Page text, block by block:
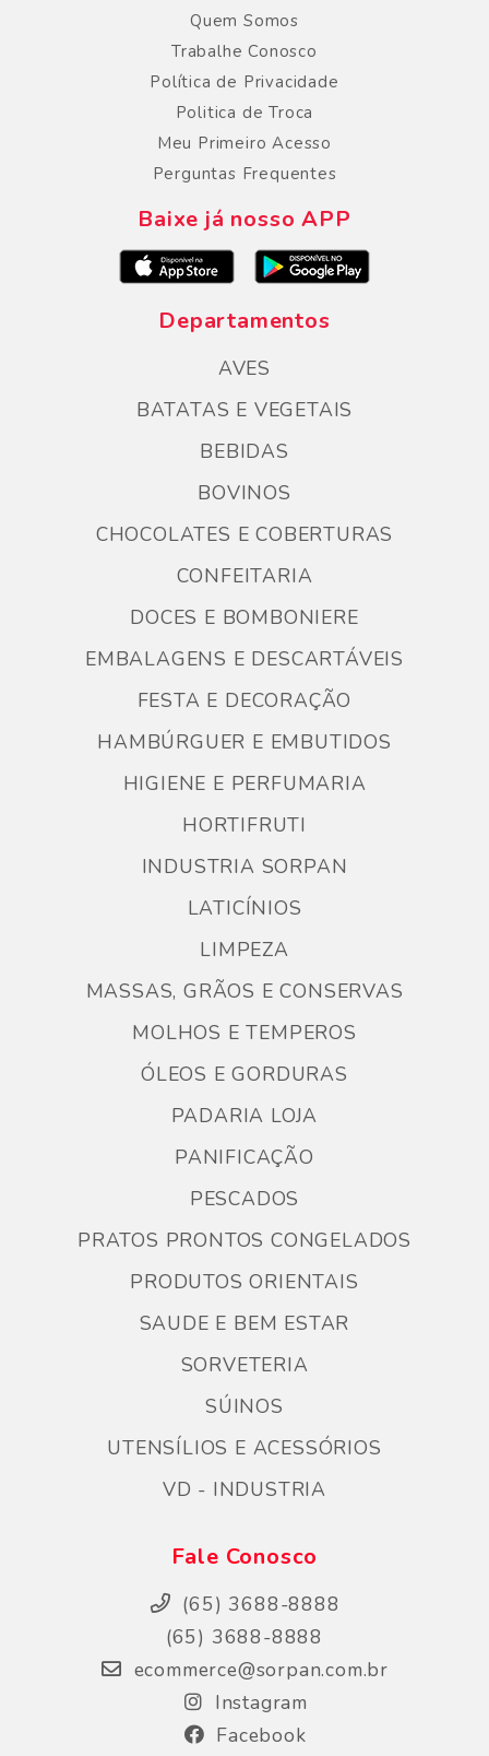
Quem Somos
Trabalhe Conosco
Política de Privacidade
Politica de Troca
Meu Primeiro Acesso
Perguntas Frequentes
Baixe já nosso APP
Departamentos
AVES
BATATAS E VEGETAIS
BEBIDAS
BOVINOS
CHOCOLATES E COBERTURAS
CONFEITARIA
DOCES E BOMBONIERE
EMBALAGENS E DESCARTÁVEIS
FESTA E DECORAÇÃO
HAMBÚRGUER E EMBUTIDOS
HIGIENE E PERFUMARIA
HORTIFRUTI
INDUSTRIA SORPAN
LATICÍNIOS
LIMPEZA
MASSAS, GRÃOS E CONSERVAS
MOLHOS E TEMPEROS
ÓLEOS E GORDURAS
PADARIA LOJA
PANIFICAÇÃO
PESCADOS
PRATOS PRONTOS CONGELADOS
PRODUTOS ORIENTAIS
SAUDE E BEM ESTAR
SORVETERIA
SÚINOS
UTENSÍLIOS E ACESSÓRIOS
VD - INDUSTRIA
Fale Conosco
(65) 3688-8888
(65) 3688-8888
ecommerce@sorpan.com.br
Instagram
Facebook